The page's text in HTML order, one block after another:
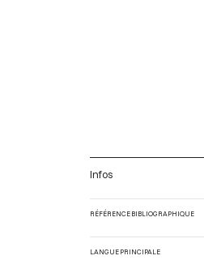
Infos
RÉFÉRENCE BIBLIOGRAPHIQUE
LANGUE PRINCIPALE